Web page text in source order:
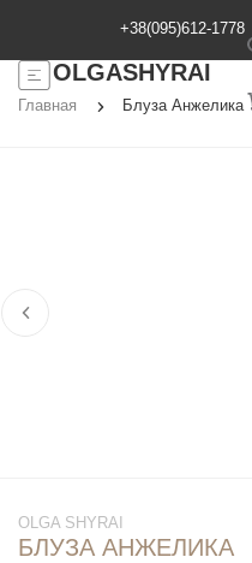
+38(095)612-1778
OLGASHYRAI
Главная Блуза Анжелика
OLGA SHYRAI
БЛУЗА АНЖЕЛИКА